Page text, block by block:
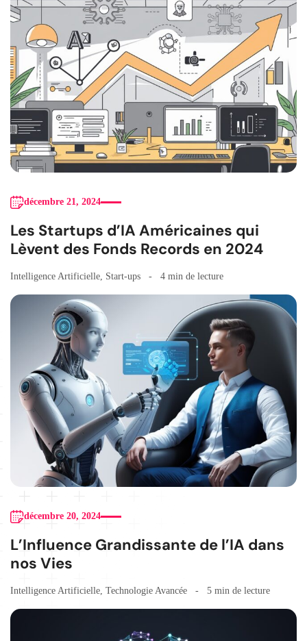
décembre 21, 2024
Les Startups d’IA Américaines qui
Lèvent des Fonds Records en 2024
Intelligence Artificielle, Start-ups 4 min de lecture
décembre 20, 2024
L’Influence Grandissante de l’IA dans
nos Vies
Intelligence Artificielle, Technologie Avancée 5 min de lecture